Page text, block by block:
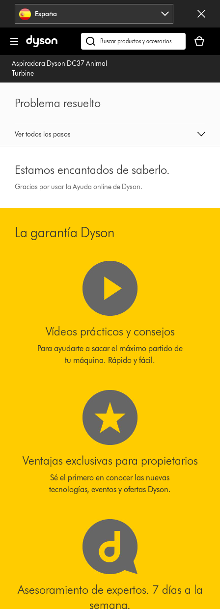
Omitir
navegación España
Buscar
en
dyson.es
cesta
está
Aspiradora Dyson DC37 Animal
Turbine
Ver todos los pasos
Problema resuelto
Estamos encantados de saberlo.
Gracias por usar la Ayuda online de Dyson.
La garantía Dyson
Vídeos prácticos y consejos
Para ayudarte a sacar el máximo partido de
tu máquina. Rápido y fácil.
Ventajas exclusivas para propietarios
Sé el primero en conocer las nuevas
tecnologías, eventos y ofertas Dyson.
Asesoramiento de expertos. 7 días a la
semana.